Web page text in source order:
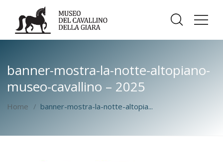
banner-mostra-la-notte-altopiano-
museo-cavallino – 2025
Home banner-mostra-la-notte-altopia...